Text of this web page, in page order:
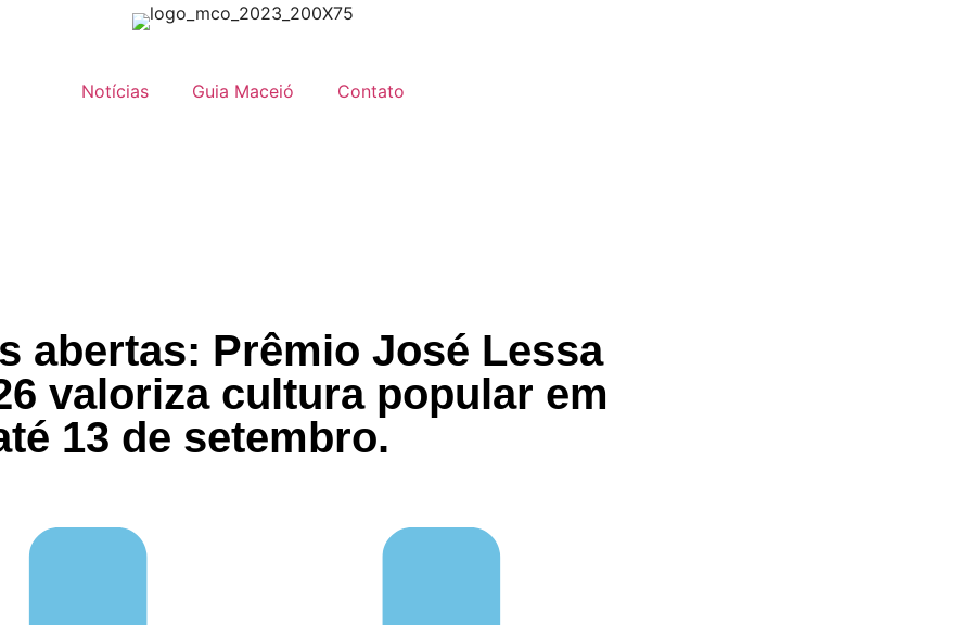
Notícias Guia Maceió Contato
abertas: Prêmio José Lessa
valoriza cultura popular em
13 de setembro.